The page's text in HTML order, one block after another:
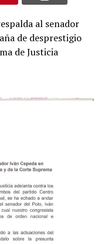
al senador
de desprestigio
de Justicia